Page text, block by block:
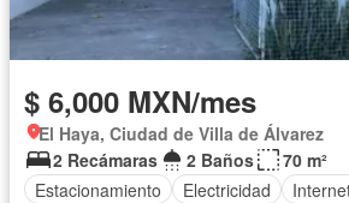
$ 6,000 MXN/mes
El Haya, Ciudad de Villa de Álvarez
2 Recámaras
2 Baños
70 m²
Estacionamiento
Electricidad